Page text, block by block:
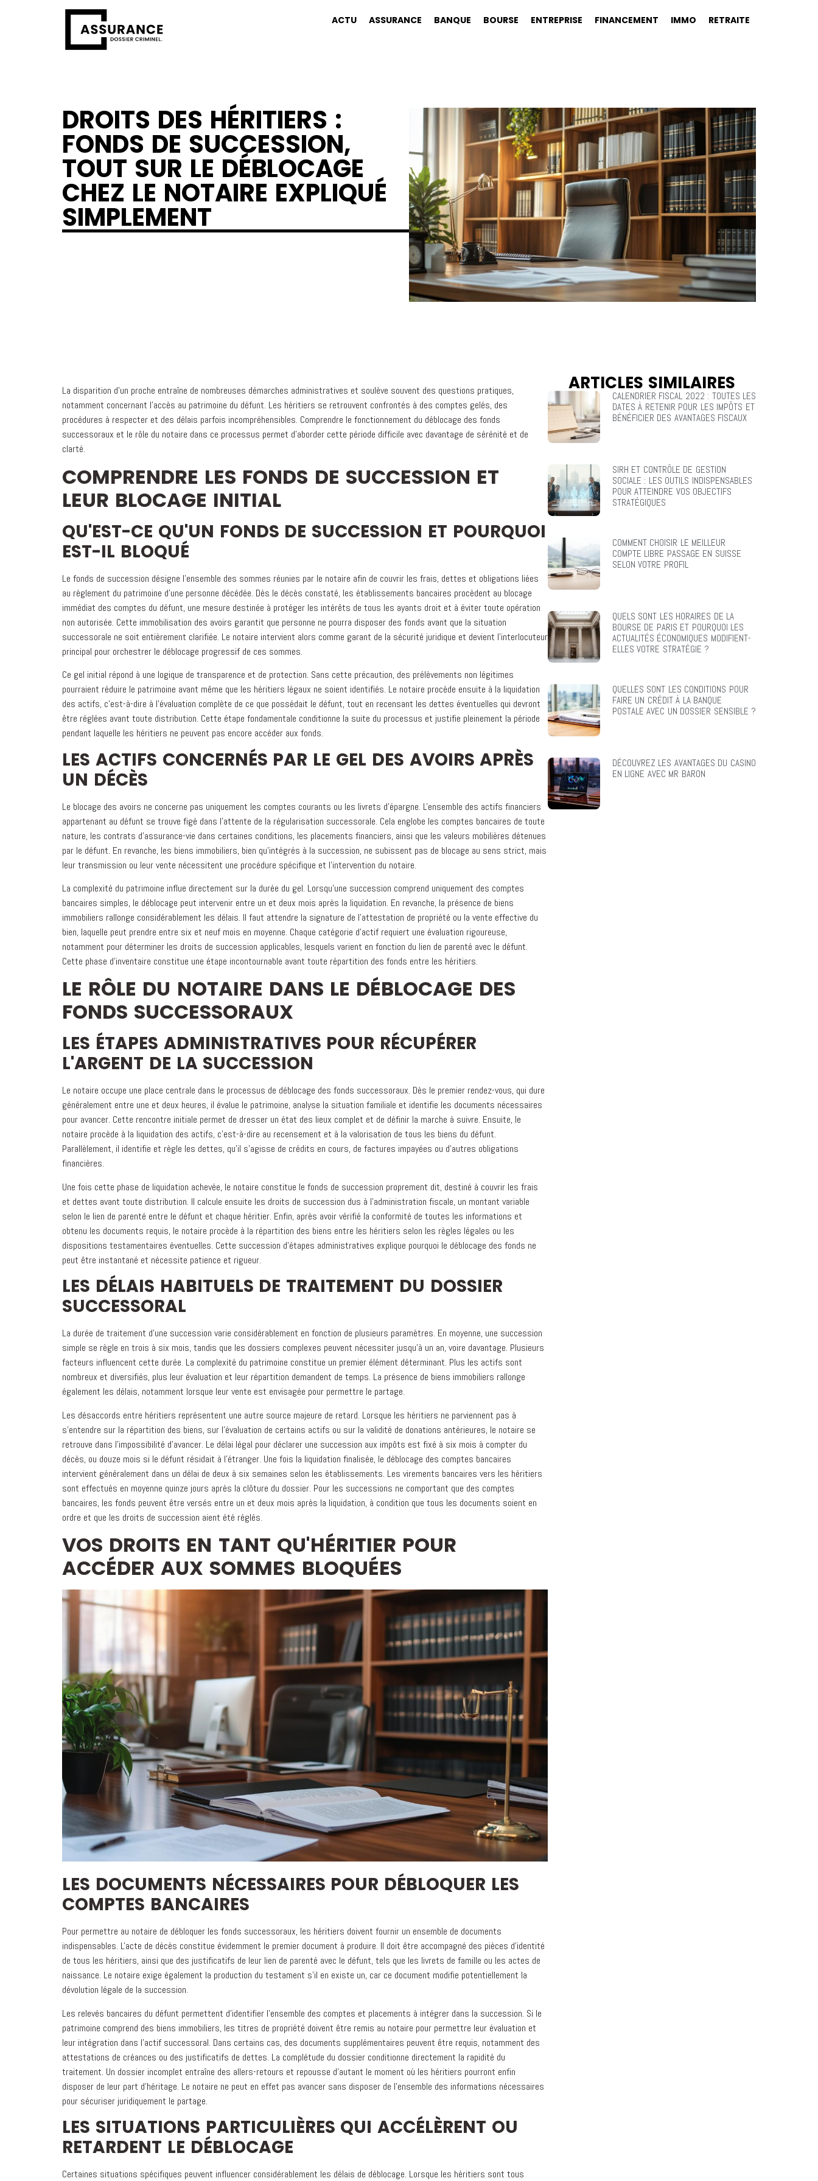
ACTU ASSURANCE BANQUE BOURSE ENTREPRISE FINANCEMENT IMMO RETRAITE
DROITS DES HÉRITIERS :
FONDS DE SUCCESSION,
TOUT SUR LE DÉBLOCAGE
CHEZ LE NOTAIRE EXPLIQUÉ
SIMPLEMENT
La disparition d'un proche entraîne de nombreuses démarches administratives et soulève souvent des questions pratiques,
notamment concernant l'accès au patrimoine du défunt. Les héritiers se retrouvent confrontés à des comptes gelés, des
procédures à respecter et des délais parfois incompréhensibles. Comprendre le fonctionnement du déblocage des fonds
successoraux et le rôle du notaire dans ce processus permet d'aborder cette période difficile avec davantage de sérénité et de
clarté.
COMPRENDRE LES FONDS DE SUCCESSION ET
LEUR BLOCAGE INITIAL
QU'EST-CE QU'UN FONDS DE SUCCESSION ET POURQUOI
EST-IL BLOQUÉ
Le fonds de succession désigne l'ensemble des sommes réunies par le notaire afin de couvrir les frais, dettes et obligations liées
au règlement du patrimoine d'une personne décédée. Dès le décès constaté, les établissements bancaires procèdent au blocage
immédiat des comptes du défunt, une mesure destinée à protéger les intérêts de tous les ayants droit et à éviter toute opération
non autorisée. Cette immobilisation des avoirs garantit que personne ne pourra disposer des fonds avant que la situation
successorale ne soit entièrement clarifiée. Le notaire intervient alors comme garant de la sécurité juridique et devient l'interlocuteur
principal pour orchestrer le déblocage progressif de ces sommes.
Ce gel initial répond à une logique de transparence et de protection. Sans cette précaution, des prélèvements non légitimes
pourraient réduire le patrimoine avant même que les héritiers légaux ne soient identifiés. Le notaire procède ensuite à la liquidation
des actifs, c'est-à-dire à l'évaluation complète de ce que possédait le défunt, tout en recensant les dettes éventuelles qui devront
être réglées avant toute distribution. Cette étape fondamentale conditionne la suite du processus et justifie pleinement la période
pendant laquelle les héritiers ne peuvent pas encore accéder aux fonds.
LES ACTIFS CONCERNÉS PAR LE GEL DES AVOIRS APRÈS
UN DÉCÈS
Le blocage des avoirs ne concerne pas uniquement les comptes courants ou les livrets d'épargne. L'ensemble des actifs financiers
appartenant au défunt se trouve figé dans l'attente de la régularisation successorale. Cela englobe les comptes bancaires de toute
nature, les contrats d'assurance-vie dans certaines conditions, les placements financiers, ainsi que les valeurs mobilières détenues
par le défunt. En revanche, les biens immobiliers, bien qu'intégrés à la succession, ne subissent pas de blocage au sens strict, mais
leur transmission ou leur vente nécessitent une procédure spécifique et l'intervention du notaire.
La complexité du patrimoine influe directement sur la durée du gel. Lorsqu'une succession comprend uniquement des comptes
bancaires simples, le déblocage peut intervenir entre un et deux mois après la liquidation. En revanche, la présence de biens
immobiliers rallonge considérablement les délais. Il faut attendre la signature de l'attestation de propriété ou la vente effective du
bien, laquelle peut prendre entre six et neuf mois en moyenne. Chaque catégorie d'actif requiert une évaluation rigoureuse,
notamment pour déterminer les droits de succession applicables, lesquels varient en fonction du lien de parenté avec le défunt.
Cette phase d'inventaire constitue une étape incontournable avant toute répartition des fonds entre les héritiers.
LE RÔLE DU NOTAIRE DANS LE DÉBLOCAGE DES
FONDS SUCCESSORAUX
LES ÉTAPES ADMINISTRATIVES POUR RÉCUPÉRER
L'ARGENT DE LA SUCCESSION
Le notaire occupe une place centrale dans le processus de déblocage des fonds successoraux. Dès le premier rendez-vous, qui dure
généralement entre une et deux heures, il évalue le patrimoine, analyse la situation familiale et identifie les documents nécessaires
pour avancer. Cette rencontre initiale permet de dresser un état des lieux complet et de définir la marche à suivre. Ensuite, le
notaire procède à la liquidation des actifs, c'est-à-dire au recensement et à la valorisation de tous les biens du défunt.
Parallèlement, il identifie et règle les dettes, qu'il s'agisse de crédits en cours, de factures impayées ou d'autres obligations
financières.
Une fois cette phase de liquidation achevée, le notaire constitue le fonds de succession proprement dit, destiné à couvrir les frais
et dettes avant toute distribution. Il calcule ensuite les droits de succession dus à l'administration fiscale, un montant variable
selon le lien de parenté entre le défunt et chaque héritier. Enfin, après avoir vérifié la conformité de toutes les informations et
obtenu les documents requis, le notaire procède à la répartition des biens entre les héritiers selon les règles légales ou les
dispositions testamentaires éventuelles. Cette succession d'étapes administratives explique pourquoi le déblocage des fonds ne
peut être instantané et nécessite patience et rigueur.
LES DÉLAIS HABITUELS DE TRAITEMENT DU DOSSIER
SUCCESSORAL
La durée de traitement d'une succession varie considérablement en fonction de plusieurs paramètres. En moyenne, une succession
simple se règle en trois à six mois, tandis que les dossiers complexes peuvent nécessiter jusqu'à un an, voire davantage. Plusieurs
facteurs influencent cette durée. La complexité du patrimoine constitue un premier élément déterminant. Plus les actifs sont
nombreux et diversifiés, plus leur évaluation et leur répartition demandent de temps. La présence de biens immobiliers rallonge
également les délais, notamment lorsque leur vente est envisagée pour permettre le partage.
Les désaccords entre héritiers représentent une autre source majeure de retard. Lorsque les héritiers ne parviennent pas à
s'entendre sur la répartition des biens, sur l'évaluation de certains actifs ou sur la validité de donations antérieures, le notaire se
retrouve dans l'impossibilité d'avancer. Le délai légal pour déclarer une succession aux impôts est fixé à six mois à compter du
décès, ou douze mois si le défunt résidait à l'étranger. Une fois la liquidation finalisée, le déblocage des comptes bancaires
intervient généralement dans un délai de deux à six semaines selon les établissements. Les virements bancaires vers les héritiers
sont effectués en moyenne quinze jours après la clôture du dossier. Pour les successions ne comportant que des comptes
bancaires, les fonds peuvent être versés entre un et deux mois après la liquidation, à condition que tous les documents soient en
ordre et que les droits de succession aient été réglés.
VOS DROITS EN TANT QU'HÉRITIER POUR
ACCÉDER AUX SOMMES BLOQUÉES
LES DOCUMENTS NÉCESSAIRES POUR DÉBLOQUER LES
COMPTES BANCAIRES
Pour permettre au notaire de débloquer les fonds successoraux, les héritiers doivent fournir un ensemble de documents
indispensables. L'acte de décès constitue évidemment le premier document à produire. Il doit être accompagné des pièces d'identité
de tous les héritiers, ainsi que des justificatifs de leur lien de parenté avec le défunt, tels que les livrets de famille ou les actes de
naissance. Le notaire exige également la production du testament s'il en existe un, car ce document modifie potentiellement la
dévolution légale de la succession.
Les relevés bancaires du défunt permettent d'identifier l'ensemble des comptes et placements à intégrer dans la succession. Si le
patrimoine comprend des biens immobiliers, les titres de propriété doivent être remis au notaire pour permettre leur évaluation et
leur intégration dans l'actif successoral. Dans certains cas, des documents supplémentaires peuvent être requis, notamment des
attestations de créances ou des justificatifs de dettes. La complétude du dossier conditionne directement la rapidité du
traitement. Un dossier incomplet entraîne des allers-retours et repousse d'autant le moment où les héritiers pourront enfin
disposer de leur part d'héritage. Le notaire ne peut en effet pas avancer sans disposer de l'ensemble des informations nécessaires
pour sécuriser juridiquement le partage.
LES SITUATIONS PARTICULIÈRES QUI ACCÉLÈRENT OU
RETARDENT LE DÉBLOCAGE
Certaines situations spécifiques peuvent influencer considérablement les délais de déblocage. Lorsque les héritiers sont tous
ARTICLES SIMILAIRES
CALENDRIER FISCAL 2022 : TOUTES LES
DATES À RETENIR POUR LES IMPÔTS ET
BÉNÉFICIER DES AVANTAGES FISCAUX
SIRH ET CONTRÔLE DE GESTION
SOCIALE : LES OUTILS INDISPENSABLES
POUR ATTEINDRE VOS OBJECTIFS
STRATÉGIQUES
COMMENT CHOISIR LE MEILLEUR
COMPTE LIBRE PASSAGE EN SUISSE
SELON VOTRE PROFIL
QUELS SONT LES HORAIRES DE LA
BOURSE DE PARIS ET POURQUOI LES
ACTUALITÉS ÉCONOMIQUES MODIFIENT-
ELLES VOTRE STRATÉGIE ?
QUELLES SONT LES CONDITIONS POUR
FAIRE UN CRÉDIT À LA BANQUE
POSTALE AVEC UN DOSSIER SENSIBLE ?
DÉCOUVREZ LES AVANTAGES DU CASINO
EN LIGNE AVEC MR BARON